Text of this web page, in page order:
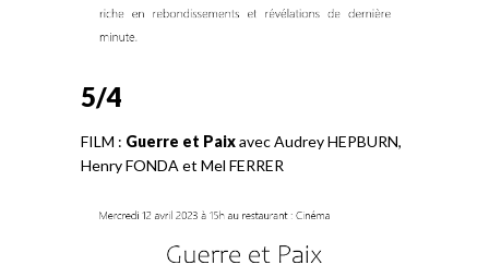
5/4
FILM : Guerre et Paixavec Audrey HEPBURN,
Henry FONDA et Mel FERRER